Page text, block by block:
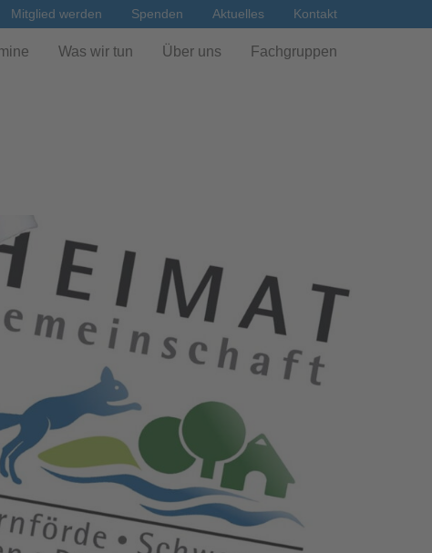
Mitglied werden Spenden Aktuelles Kontakt
Was wir tun Über uns Fachgruppen